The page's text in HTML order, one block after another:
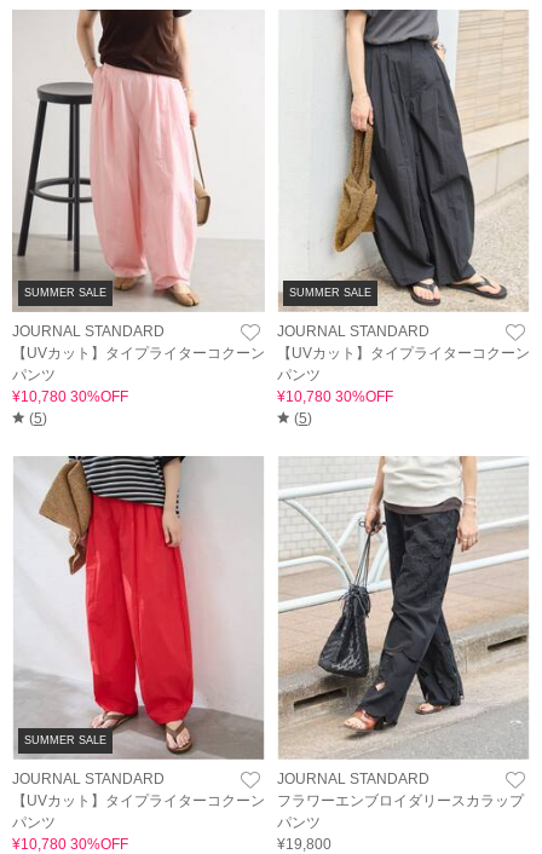
SUMMER SALE
JOURNAL STANDARD
【UVカット】タイプライターコクーン
パンツ
¥10,780 30%OFF
(5)
SUMMER SALE
JOURNAL STANDARD
【UVカット】タイプライターコクーン
パンツ
¥10,780 30%OFF
(5)
SUMMER SALE
JOURNAL STANDARD
【UVカット】タイプライターコクーン
パンツ
¥10,780 30%OFF
JOURNAL STANDARD
フラワーエンブロイダリースカラップ
パンツ
¥19,800